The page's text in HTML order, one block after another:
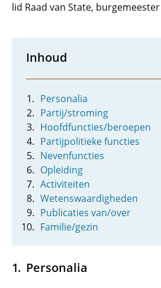
lid Raad van State,
Inhoud
Personalia
Partij/stroming
Hoofdfuncties/beroepen
Partijpolitieke functies
Nevenfuncties
Opleiding
Activiteiten
Wetenswaardigheden
Publicaties van/over
Familie/gezin
Personalia